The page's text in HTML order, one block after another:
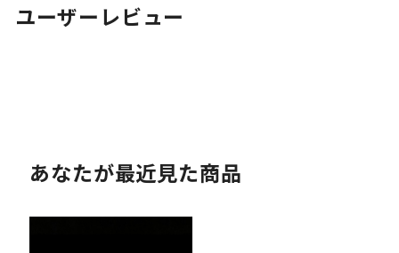
ユーザーレビュー
あなたが最近見た商品